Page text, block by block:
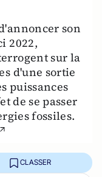
son
2022,
sur la
d'une sortie
puissances
de se passer
fossiles.
CLASSER